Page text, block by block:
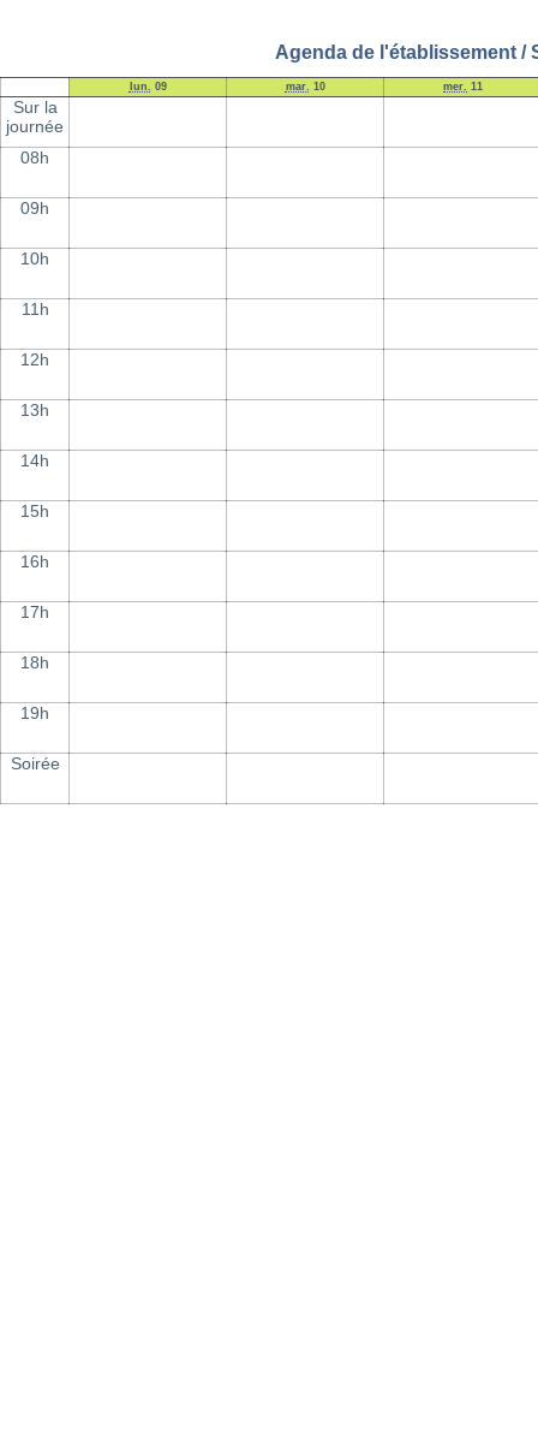
Agenda de l'établissement /
lun. 09 mar. 10 mer. 11
Sur la
journée
08h
09h
10h
11h
12h
13h
14h
15h
16h
17h
18h
19h
Soirée